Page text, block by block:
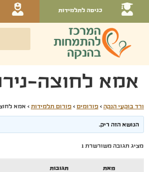
כניסה לתלמידות
אמא לחוצה-
ורד בוקעי הנקה › פורומים › פורום תלמידות › אמא
הנושא הזה ריק.
מציג תגובה משורשרת 1
מאת תגובות